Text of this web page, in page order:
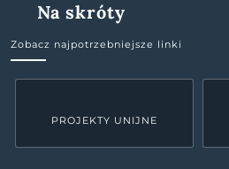
Na skróty
Zobacz najpotrzebniejsze linki
PROJEKTY UNIJNE